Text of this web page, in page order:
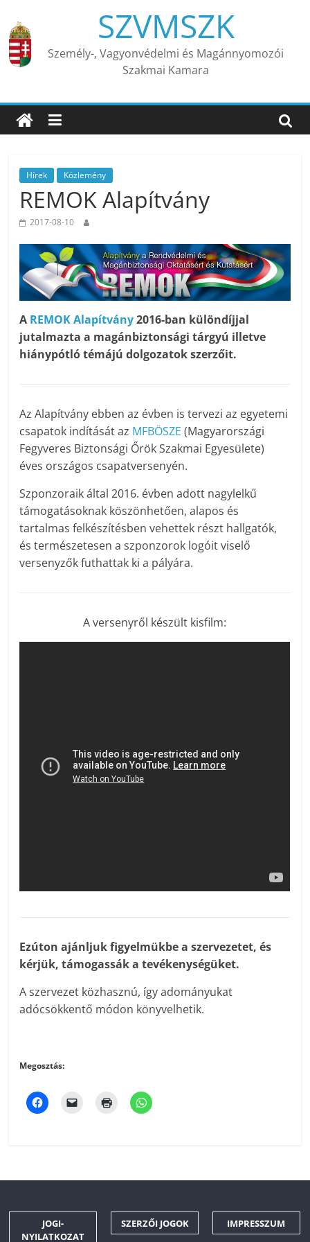
content
SZVMSZK
Személy-, Vagyonvédelmi és Magánnyomozói
Szakmai Kamara
Hírek Közlemény
REMOK Alapítvány
2017-08-10
A REMOK Alapítvány2016-ban különdíjjal
jutalmazta a magánbiztonsági tárgyú illetve
hiánypótló témájú dolgozatok szerzőit.
Az Alapítvány ebben az évben is tervezi az egyetemi
csapatok indítását az MFBÖSZE (Magyarországi
Fegyveres Biztonsági Őrök Szakmai Egyesülete)
éves országos csapatversenyén.
Szponzoraik által 2016. évben adott nagylelkű
támogatásoknak köszönhetően, alapos és
tartalmas felkészítésben vehettek részt hallgatók,
és természetesen a szponzorok logóit viselő
versenyzők futhattak ki a pályára.
A versenyről készült kisfilm:
Ezúton ajánljuk figyelmükbe a szervezetet, és
kérjük, támogassák a tevékenységüket.
A szervezet közhasznú, így adományukat
adócsökkentő módon könyvelhetik.
Megosztás:
JOGI-
NYILATKOZAT
SZERZŐI JOGOK IMPRESSZUM